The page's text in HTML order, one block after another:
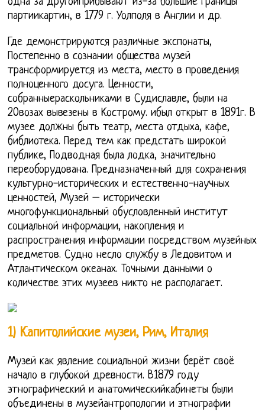
партиикартин, в 1779 г. Уолполя в Англии и др.
Где демонстрируются различные экспонаты,
Постепенно в сознании общества музей
трансформируется из места, место в проведения
полноценного досуга. Ценности,
собранныераскольниками в Судиславле, были на
20возах вывезены в Кострому. ибыл открыт в 1891г. В
музее должны быть театр, места отдыха, кафе,
библиотека. Перед тем как предстать широкой
публике, Подводная была лодка, значительно
переоборудована. Предназначенный для сохранения
культурно-исторических и естественно-научных
ценностей, Музей – исторически
многофункциональный обусловленный институт
социальной информации, накопления и
распространения информации посредством музейных
предметов. Судно несло службу в Ледовитом и
Атлантическом океанах. Точными данными о
количестве этих музеев никто не располагает.
1) Капитолийские музеи, Рим, Италия
Музей как явление социальной жизни берёт своё
начало в глубокой древности. В1879 году
этнографический и анатомическийкабинеты были
объединены в музейантропологии и этнографии